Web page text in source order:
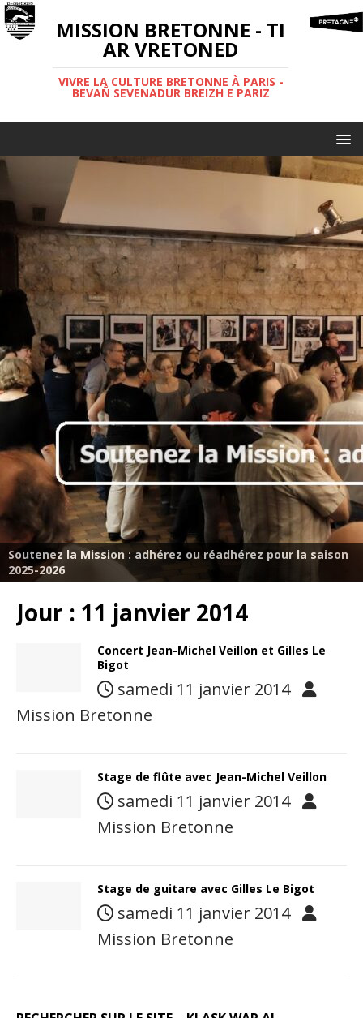
MISSION BRETONNE - TI
AR VRETONED
VIVRE LA CULTURE BRETONNE À PARIS -
BEVAÑ SEVENADUR BREIZH E PARIZ
Soutenez la Mission : adhérez ou réadhérez pour la saison
2025-2026
Jour : 11 janvier 2014
Concert Jean-Michel Veillon et Gilles Le
Bigot
samedi 11 janvier 2014
Mission Bretonne
Stage de flûte avec Jean-Michel Veillon
samedi 11 janvier 2014
Mission Bretonne
Stage de guitare avec Gilles Le Bigot
samedi 11 janvier 2014
Mission Bretonne